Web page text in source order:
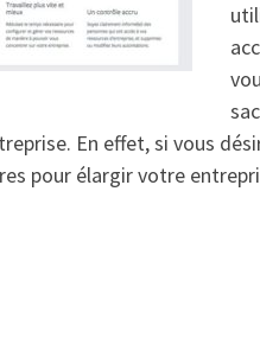
En effet, si vous
pour élargir votre